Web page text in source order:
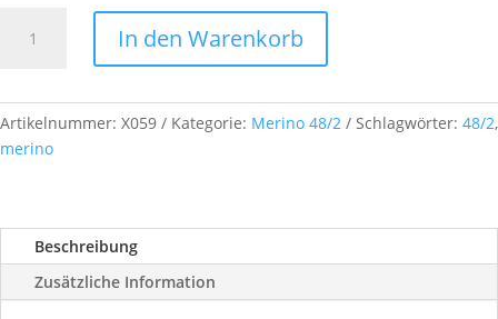
Extrafein,
ca.
500
Nr.
Menge
In den Warenkorb
Artikelnummer: X059 Kategorie: Merino 48/2 Schlagwörter: 48/2,
merino
Beschreibung
Zusätzliche Information